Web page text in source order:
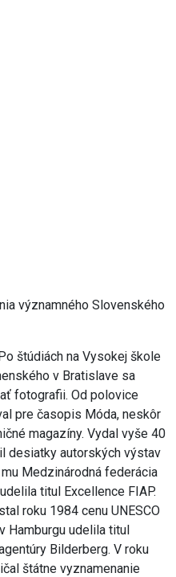
významného Slovenského
štúdiách na Vysokej škole
v Bratislave sa
fotografii. Od polovice
pre časopis Móda, neskôr
magazíny. Vydal vyše 40
desiatky autorských výstav
Medzinárodná federácia
titul Excellence FIAP.
roku 1984 cenu UNESCO
Hamburgu udelila titul
Bilderberg. V roku
štátne vyznamenanie